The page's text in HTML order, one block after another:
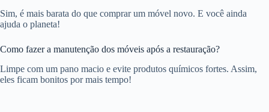
Sim, é mais barata do que comprar um móvel novo. E você ainda
ajuda o planeta!
Como fazer a manutenção dos móveis após a restauração?
Limpe com um pano macio e evite produtos químicos fortes. Assim,
eles ficam bonitos por mais tempo!